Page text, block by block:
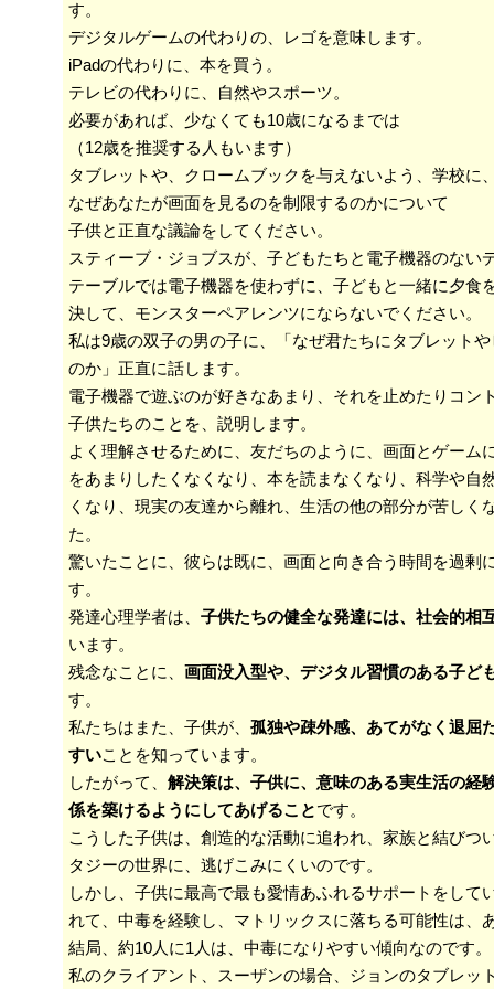
す。
デジタルゲームの代わりの、レゴを意味します。
iPadの代わりに、本を買う。
テレビの代わりに、自然やスポーツ。
必要があれば、少なくても10歳になるまでは
（12歳を推奨する人もいます）
タブレットや、クロームブックを与えないよう、学校に
なぜあなたが画面を見るのを制限するのかについて
子供と正直な議論をしてください。
スティーブ・ジョブスが、子どもたちと電子機器のない
テーブルでは電子機器を使わずに、子どもと一緒に夕食
決して、モンスターペアレンツにならないでください
私は9歳の双子の男の子に、「なぜ君たちにタブレット
のか」正直に話します。
電子機器で遊ぶのが好きなあまり、それを止めたりコン
子供たちのことを、説明します。
よく理解させるために、友だちのように、画面とゲーム
をあまりしたくなくなり、本を読まなくなり、科学や自
くなり、現実の友達から離れ、生活の他の部分が苦しく
た。
驚いたことに、彼らは既に、画面と向き合う時間を過
す。
発達心理学者は、 子供たちの健全な発達には、社会的相
います。
残念なことに、 画面没入型や、デジタル習慣のある子ど
す。
私たちはまた、子供が、 孤独や疎外感、あてがなく退屈
すいことを知っています。
したがって、 解決策は、子供に、意味のある実生活の経
係を築けるようにしてあげることです。
こうした子供は、創造的な活動に追われ、家族と結びつ
タジーの世界に、逃げこみにくいのです。
しかし、子供に最高で最も愛情あふれるサポートをして
れて、中毒を経験し、マトリックスに落ちる可能性は、
結局、約10人に1人は、中毒になりやすい傾向なのです。
私のクライアント、スーザンの場合、ジョンのタブレッ